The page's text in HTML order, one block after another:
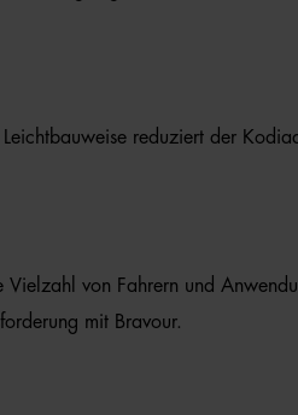
reduziert der
von Fahrern und
mit Bravour.